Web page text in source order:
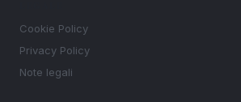
Cookie Policy
Privacy Policy
Note legali